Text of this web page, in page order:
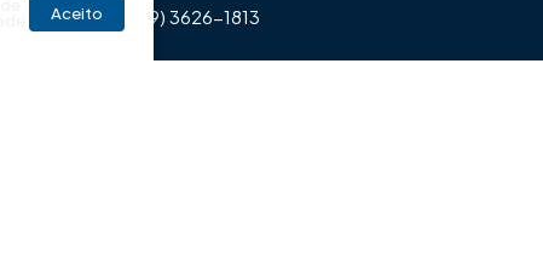
Aceito (19) 3626-1813